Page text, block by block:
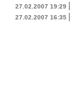
27.02.2007 19:29 |
27.02.2007 16:35 |